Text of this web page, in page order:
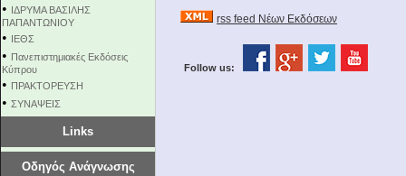
• ΙΔΡΥΜΑ ΒΑΣΙΛΗΣ
ΠΑΠΑΝΤΩΝΙΟΥ
• ΙΕΘΣ
• Πανεπιστημιακές Εκδόσεις
Κύπρου
• ΠΡΑΚΤΟΡΕΥΣΗ
• ΣΥΝΑΨΕΙΣ
Links
Οδηγός Ανάγνωσης
rss feed Νέων Εκδόσεων
Follow us: